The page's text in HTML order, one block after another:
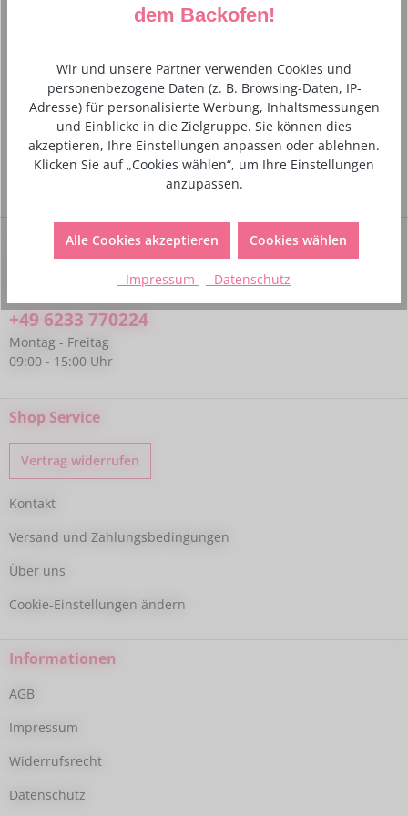
Mit diesem Set können Sie nach Herzenzlust garnieren,
Hersteller- und Sicherheitsinformationen
Service-Hotline
Bei Fragen kannst du uns gerne telefonisch unter folgender
Nummer kontaktieren:
+49 6233 770224
Montag - Freitag
09:00 - 15:00 Uhr
Shop Service
Vertrag widerrufen
Kontakt
Versand und Zahlungsbedingungen
Über uns
Cookie-Einstellungen ändern
Informationen
AGB
Impressum
Widerrufsrecht
Datenschutz
dem Backofen!
Wir und unsere Partner verwenden Cookies und
personenbezogene Daten (z. B. Browsing-Daten, IP-
Adresse) für personalisierte Werbung, Inhaltsmessungen
und Einblicke in die Zielgruppe. Sie können dies
akzeptieren, Ihre Einstellungen anpassen oder ablehnen.
Klicken Sie auf „Cookies wählen“, um Ihre Einstellungen
anzupassen.
Alle Cookies akzeptieren Cookies wählen
- Impressum - Datenschutz